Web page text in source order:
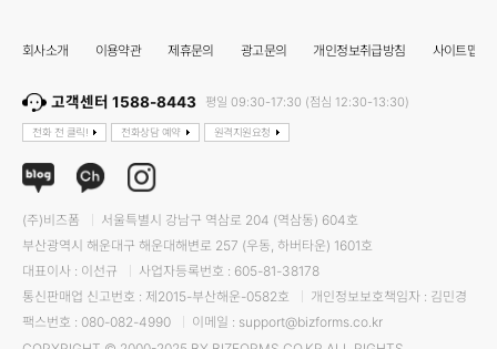
회사소개 이용약관 제휴문의 광고문의 개인정보취급방침 사이트맵
고객센터 1588-8443 평일 09:30-17:30 (점심 12:30-13:30)
전화 전 클릭! 전화상담 예약 원격지원요청
(주)비즈폼
서울특별시 강남구 역삼로 204 (역삼동) 604호
부산광역시 해운대구 해운대해변로 257 (우동, 하버타운) 1601호
대표이사 : 이선규
사업자등록번호 : 605-81-38178
통신판매업 신고번호 : 제2015-부산해운-0582호
개인정보보호책임자 : 김민경
팩스번호 : 080-082-4990
이메일 : support@bizforms.co.kr